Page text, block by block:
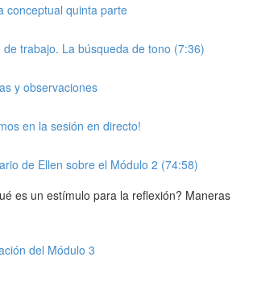
conceptual quinta parte
de trabajo. La búsqueda de tono (7:36)
y observaciones
en la sesión en directo!
de Ellen sobre el Módulo 2 (74:58)
es un estímulo para la reflexión? Maneras
del Módulo 3